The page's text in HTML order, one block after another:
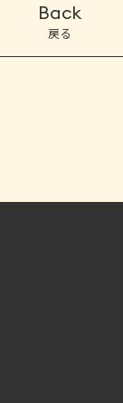
Back
戻る